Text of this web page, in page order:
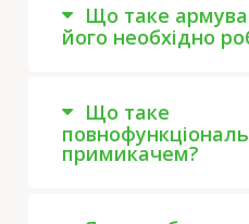
Що таке
його необхідно
Що таке
примикачем?